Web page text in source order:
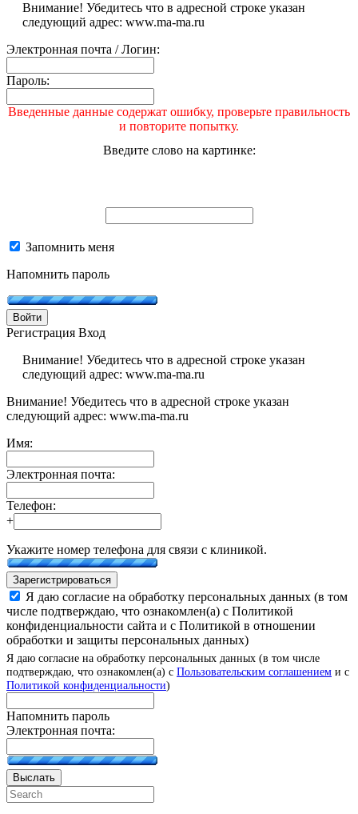
Внимание! Убедитесь что в адресной строке указан
следующий адрес: www.ma-ma.ru
Электронная почта / Логин:
Пароль:
Введенные данные содержат ошибку, проверьте правильность
и повторите попытку.
Введите слово на картинке:
Запомнить меня
Напомнить пароль
Войти
Регистрация Вход
Внимание! Убедитесь что в адресной строке указан
следующий адрес: www.ma-ma.ru
Внимание! Убедитесь что в адресной строке указан
следующий адрес: www.ma-ma.ru
Имя:
Электронная почта:
Телефон:
+
Укажите номер телефона для связи с клиникой.
Зарегистрироваться
Я даю согласие на обработку персональных данных (в том
числе подтверждаю, что ознакомлен(а) с Политикой
конфиденциальности сайта и с Политикой в отношении
обработки и защиты персональных данных)
Я даю согласие на обработку персональных данных (в том числе
подтверждаю, что ознакомлен(а) с Пользовательским соглашением и с
Политикой конфиденциальности)
Напомнить пароль
Электронная почта:
Выслать